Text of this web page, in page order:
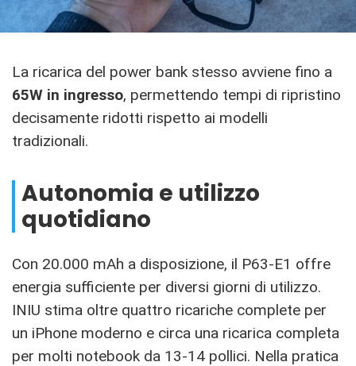
La ricarica del power bank stesso avviene fino a
65W in ingresso, permettendo tempi di ripristino
decisamente ridotti rispetto ai modelli
tradizionali.
Autonomia e utilizzo
quotidiano
Con 20.000 mAh a disposizione, il P63-E1 offre
energia sufficiente per diversi giorni di utilizzo.
INIU stima oltre quattro ricariche complete per
un iPhone moderno e circa una ricarica completa
per molti notebook da 13-14 pollici. Nella pratica